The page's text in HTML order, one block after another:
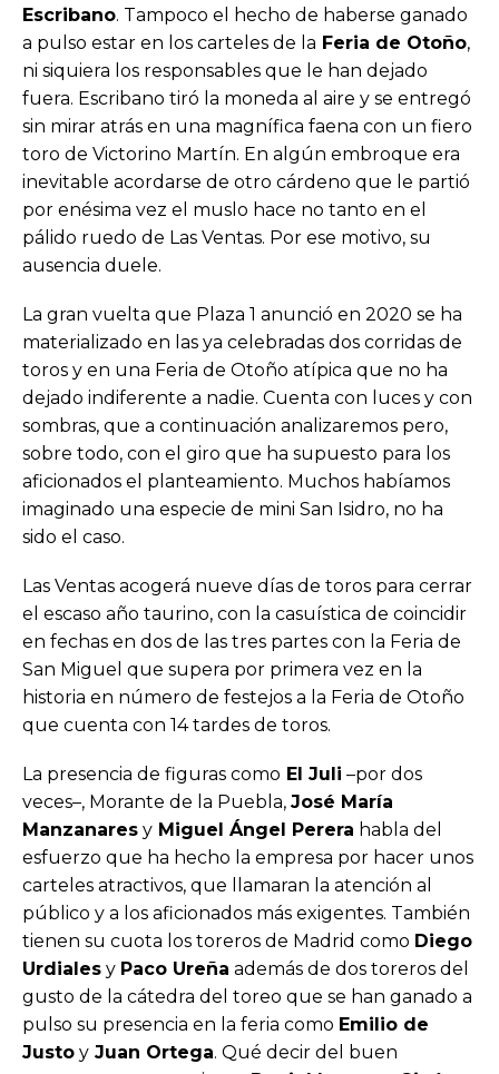
Escribano. Tampoco el hecho de haberse ganado
a pulso estar en los carteles de la Feria de Otoño,
ni siquiera los responsables que le han dejado
fuera. Escribano tiró la moneda al aire y se entregó
sin mirar atrás en una magnífica faena con un fiero
toro de Victorino Martín. En algún embroque era
inevitable acordarse de otro cárdeno que le partió
por enésima vez el muslo hace no tanto en el
pálido ruedo de Las Ventas. Por ese motivo, su
ausencia duele.
La gran vuelta que Plaza 1 anunció en 2020 se ha
materializado en las ya celebradas dos corridas de
toros y en una Feria de Otoño atípica que no ha
dejado indiferente a nadie. Cuenta con luces y con
sombras, que a continuación analizaremos pero,
sobre todo, con el giro que ha supuesto para los
aficionados el planteamiento. Muchos habíamos
imaginado una especie de mini San Isidro, no ha
sido el caso.
Las Ventas acogerá nueve días de toros para cerrar
el escaso año taurino, con la casuística de coincidir
en fechas en dos de las tres partes con la Feria de
San Miguel que supera por primera vez en la
historia en número de festejos a la Feria de Otoño
que cuenta con 14 tardes de toros.
La presencia de figuras como El Juli –por dos
veces–, Morante de la Puebla, José María
Manzanares y Miguel Ángel Perera habla del
esfuerzo que ha hecho la empresa por hacer unos
carteles atractivos, que llamaran la atención al
público y a los aficionados más exigentes. También
tienen su cuota los toreros de Madrid como Diego
Urdiales y Paco Ureña además de dos toreros del
gusto de la cátedra del toreo que se han ganado a
pulso su presencia en la feria como Emilio de
Justo y Juan Ortega. Qué decir del buen